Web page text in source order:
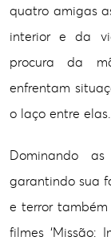
quatro amigas
interior e da
procura da
enfrentam
o laço entre elas.
Dominando
garantindo sua
e terror também
filmes ‘Missão: